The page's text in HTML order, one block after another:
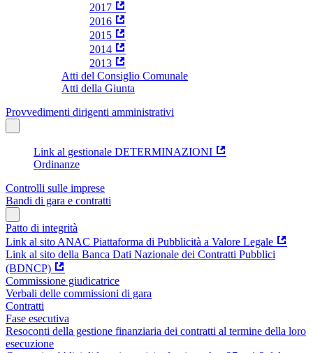
2017
2016
2015
2014
2013
Atti del Consiglio Comunale
Atti della Giunta
Provvedimenti dirigenti amministrativi
Link al gestionale DETERMINAZIONI
Ordinanze
Controlli sulle imprese
Bandi di gara e contratti
Patto di integrità
Link al sito ANAC Piattaforma di Pubblicità a Valore Legale
Link al sito della Banca Dati Nazionale dei Contratti Pubblici
(BDNCP)
Commissione giudicatrice
Verbali delle commissioni di gara
Contratti
Fase esecutiva
Resoconti della gestione finanziaria dei contratti al termine della loro
esecuzione